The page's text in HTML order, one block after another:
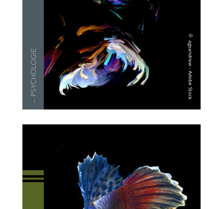
— PSYCHO­LO­GIE